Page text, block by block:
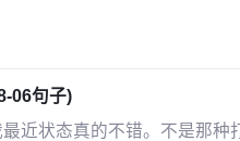
06句子)
近状态真的不错。不是那